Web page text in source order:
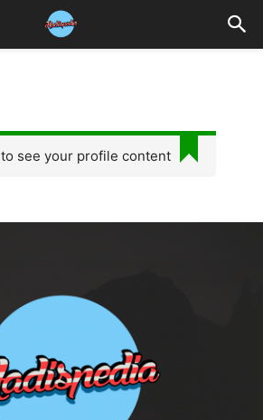
to see your profile content